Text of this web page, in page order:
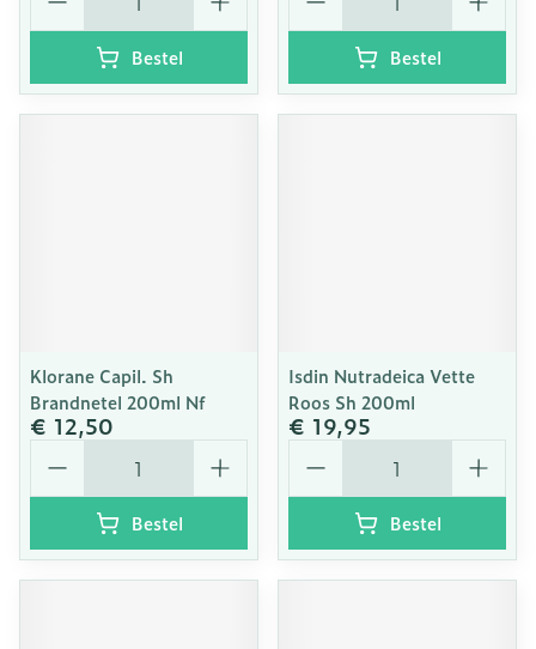
Bestel Bestel
Klorane Capil. Sh
Brandnetel 200ml Nf
€ 12,50
Aantal
Bestel
Isdin Nutradeica Vette
Roos Sh 200ml
€ 19,95
Aantal
Bestel